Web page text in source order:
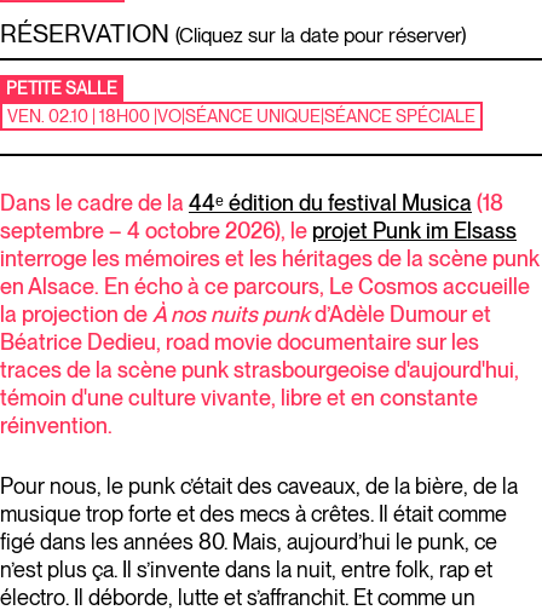
RÉSERVATION (Cliquez sur la date pour réserver)
PETITE SALLE
VEN. 02.10 | 18H00 |VO|SÉANCE UNIQUE|SÉANCE SPÉCIALE
Dans le cadre de la 44ᵉ édition du festival Musica (18
septembre – 4 octobre 2026), le projet Punk im Elsass
interroge les mémoires et les héritages de la scène punk
en Alsace. En écho à ce parcours, Le Cosmos accueille
la projection deÀ nos nuits punkd’Adèle Dumour et
Béatrice Dedieu, road movie documentaire sur les
traces de la scène punk strasbourgeoise d'aujourd'hui,
témoin d'une culture vivante, libre et en constante
réinvention.
Pour nous, le punk c’était des caveaux, de la bière, de la
musique trop forte et des mecs à crêtes. Il était comme
figé dans les années 80. Mais, aujourd’hui le punk, ce
n’est plus ça. Il s’invente dans la nuit, entre folk, rap et
électro. Il déborde, lutte et s’affranchit. Et comme un